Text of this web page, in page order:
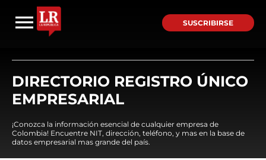
SUSCRIBIRSE
DIRECTORIO REGISTRO ÚNICO
EMPRESARIAL
¡Conozca la información esencial de cualquier empresa de
Colombia! Encuentre NIT, dirección, teléfono, y mas en la base de
datos empresarial mas grande del país.